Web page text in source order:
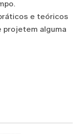
e teóricos
projetem alguma